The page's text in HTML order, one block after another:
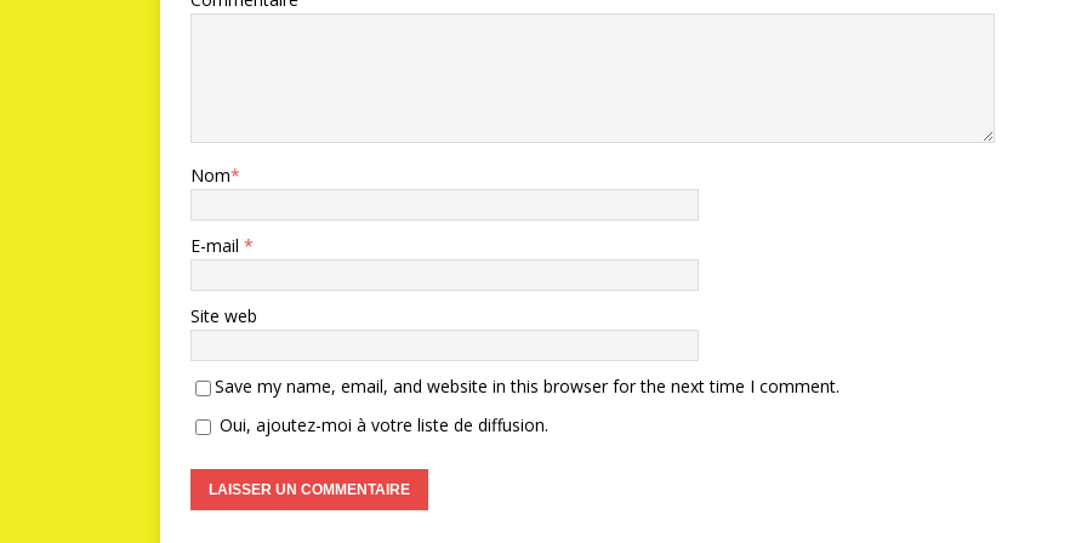
Nom*
E-mail *
Site web
Save my name, email, and website in this browser for the next time I comment.
Oui, ajoutez-moi à votre liste de diffusion.